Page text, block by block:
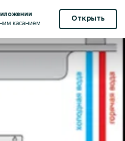
касанием
Открыть